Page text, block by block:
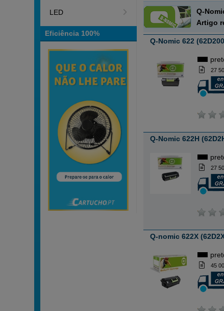
LED
Eficiência 100%
Q-
Artigo
Q-Nomic 622
27
Q-Nomic 622H
27
Q-nomic 622X
45